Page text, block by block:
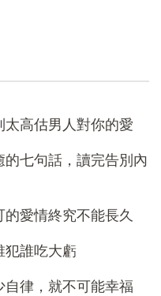
高估男人對你的愛
的七句話，讀完告別內
愛情終究不能長久
犯誰吃大虧
律，就不可能幸福